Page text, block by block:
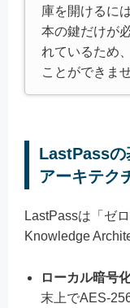
庫を開けるに
本の鍵だけが
れているため
ことができませ
LastPassの
アーキテク
LastPassは「ゼ
Knowledge
ローカル暗号
末上でAES-